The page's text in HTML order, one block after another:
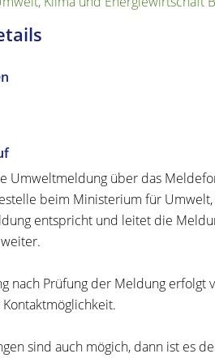
Umweltmeldung über das
beim Ministerium für
entspricht und leitet die
nach Prüfung der Meldung
sind auch mögich, dann ist es